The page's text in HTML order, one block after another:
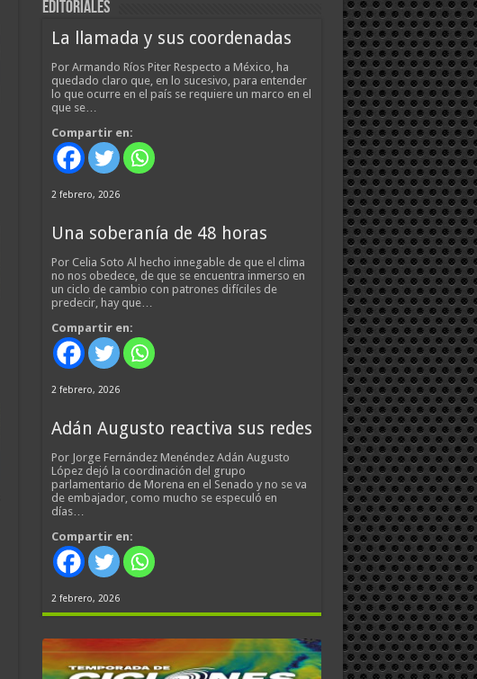
EDITORIALES
La llamada y sus coordenadas
Por Armando Ríos Piter Respecto a México, ha
quedado claro que, en lo sucesivo, para entender
lo que ocurre en el país se requiere un marco en el
que se…
Compartir en:
2 febrero, 2026
Una soberanía de 48 horas
Por Celia Soto Al hecho innegable de que el clima
no nos obedece, de que se encuentra inmerso en
un ciclo de cambio con patrones difíciles de
predecir, hay que…
Compartir en:
2 febrero, 2026
Adán Augusto reactiva sus redes
Por Jorge Fernández Menéndez Adán Augusto
López dejó la coordinación del grupo
parlamentario de Morena en el Senado y no se va
de embajador, como mucho se especuló en
días…
Compartir en:
2 febrero, 2026